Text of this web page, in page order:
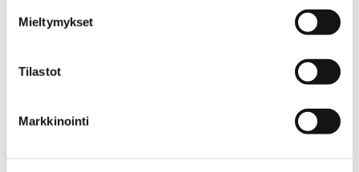
Mieltymykset
Tilastot
Markkinointi
37200, Siuro
purso@purso.fi
References